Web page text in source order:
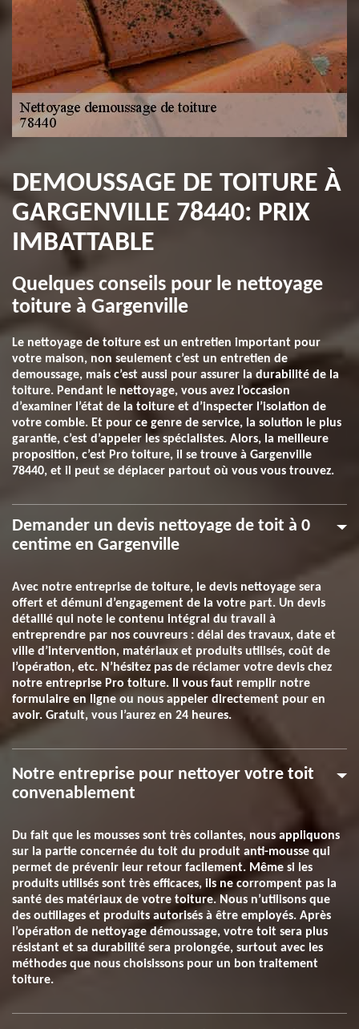
DEMOUSSAGE DE TOITURE À
GARGENVILLE 78440: PRIX
IMBATTABLE
Quelques conseils pour le nettoyage
toiture à Gargenville
Le nettoyage de toiture est un entretien important pour
votre maison, non seulement c’est un entretien de
demoussage, mais c’est aussi pour assurer la durabilité de la
toiture. Pendant le nettoyage, vous avez l’occasion
d’examiner l’état de la toiture et d’inspecter l’isolation de
votre comble. Et pour ce genre de service, la solution le plus
garantie, c’est d’appeler les spécialistes. Alors, la meilleure
proposition, c’est Pro toiture, il se trouve à Gargenville
78440, et il peut se déplacer partout où vous vous trouvez.
Demander un devis nettoyage de toit à 0
centime en Gargenville
Avec notre entreprise de toiture, le devis nettoyage sera
offert et démuni d’engagement de la votre part. Un devis
détaillé qui note le contenu intégral du travail à
entreprendre par nos couvreurs : délai des travaux, date et
ville d’intervention, matériaux et produits utilisés, coût de
l’opération, etc. N’hésitez pas de réclamer votre devis chez
notre entreprise Pro toiture. Il vous faut remplir notre
formulaire en ligne ou nous appeler directement pour en
avoir. Gratuit, vous l’aurez en 24 heures.
Notre entreprise pour nettoyer votre toit
convenablement
Du fait que les mousses sont très collantes, nous appliquons
sur la partie concernée du toit du produit anti-mousse qui
permet de prévenir leur retour facilement. Même si les
produits utilisés sont très efficaces, ils ne corrompent pas la
santé des matériaux de votre toiture. Nous n’utilisons que
des outillages et produits autorisés à être employés. Après
l’opération de nettoyage démoussage, votre toit sera plus
résistant et sa durabilité sera prolongée, surtout avec les
méthodes que nous choisissons pour un bon traitement
toiture.